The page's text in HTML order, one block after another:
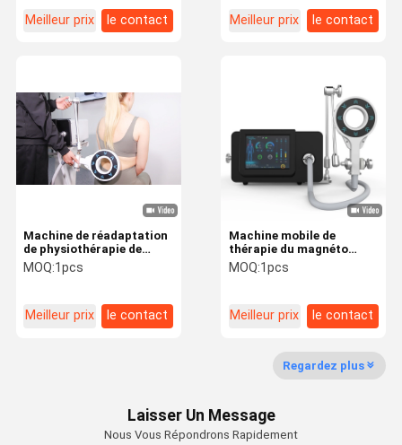
Produits
Visite
Contrôle De
Contactez-
Shopping
Machine de thérapie de Tecar
Meilleur prix le contact
Meilleur prix le contact
Machine mobile de
thérapie du magnéto
130KHz pour les maladies
communes dégénératives
MOQ:1pcs
Meilleur prix le contact
Machine de réadaptation
de physiothérapie de
thérapie de magnéto pour
la douleur chronique
MOQ:1pcs
Meilleur prix le contact
Regardez plus
Laisser Un Message
Nous Vous Répondrons Rapidement